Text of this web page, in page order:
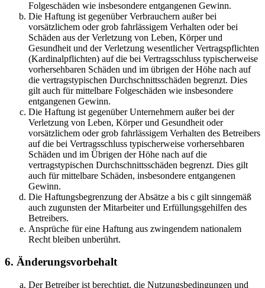
Folgeschäden wie insbesondere entgangenen Gewinn.
Die Haftung ist gegenüber Verbrauchern außer bei
vorsätzlichem oder grob fahrlässigem Verhalten oder bei
Schäden aus der Verletzung von Leben, Körper und
Gesundheit und der Verletzung wesentlicher Vertragspflichten
(Kardinalpflichten) auf die bei Vertragsschluss typischerweise
vorhersehbaren Schäden und im übrigen der Höhe nach auf
die vertragstypischen Durchschnittsschäden begrenzt. Dies
gilt auch für mittelbare Folgeschäden wie insbesondere
entgangenen Gewinn.
Die Haftung ist gegenüber Unternehmern außer bei der
Verletzung von Leben, Körper und Gesundheit oder
vorsätzlichem oder grob fahrlässigem Verhalten des Betreibers
auf die bei Vertragsschluss typischerweise vorhersehbaren
Schäden und im Übrigen der Höhe nach auf die
vertragstypischen Durchschnittsschäden begrenzt. Dies gilt
auch für mittelbare Schäden, insbesondere entgangenen
Gewinn.
Die Haftungsbegrenzung der Absätze a bis c gilt sinngemäß
auch zugunsten der Mitarbeiter und Erfüllungsgehilfen des
Betreibers.
Ansprüche für eine Haftung aus zwingendem nationalem
Recht bleiben unberührt.
6. Änderungsvorbehalt
Der Betreiber ist berechtigt, die Nutzungsbedingungen und